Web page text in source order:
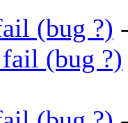
(bug ?)
(bug ?)